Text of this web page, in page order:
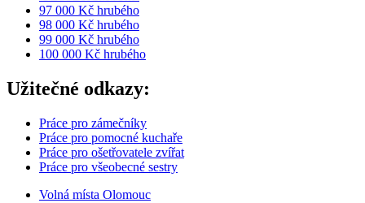
97 000 Kč hrubého
98 000 Kč hrubého
99 000 Kč hrubého
100 000 Kč hrubého
Užitečné odkazy:
Práce pro zámečníky
Práce pro pomocné kuchaře
Práce pro ošetřovatele zvířat
Práce pro všeobecné sestry
Volná místa Olomouc